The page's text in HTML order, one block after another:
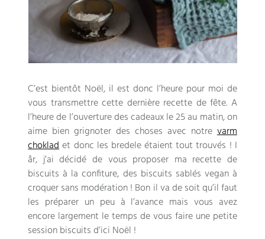
C’est bientôt Noël, il est donc l’heure pour moi de
vous transmettre cette dernière recette de fête. A
l’heure de l’ouverture des cadeaux le25au matin,on
aime bien grignoter des choses avec notre varm
chokladet donc les bredele étaient tout trouvés ! I
år,j’ai décidé de vous proposer ma recette de
biscuits à la confiture, des biscuits sablés vegan à
croquer sans modération! Bon il va de soit qu’il faut
les préparer un peu à l’avance mais vous avez
encore largement le temps de vous faire une petite
session biscuits d’ici Noël !